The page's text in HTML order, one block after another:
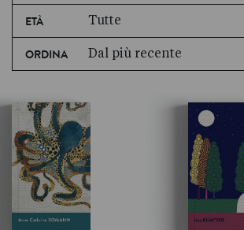
ETÀ Tutte
ORDINA Dal più recente